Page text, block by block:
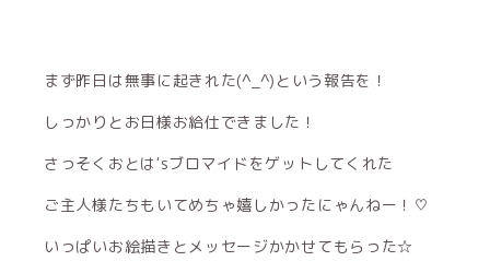
まず昨日は無事に起きれた(^_^)という報告を！
しっかりとお日様お給仕できました！
さっそくおとは'sブロマイドをゲットしてくれた
ご主人様たちもいてめちゃ嬉しかったにゃんねー！♡
いっぱいお絵描きとメッセージかかせてもらった☆